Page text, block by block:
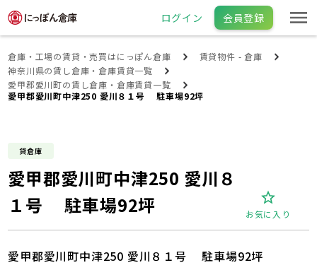
ログイン 会員登録
倉庫・工場の賃貸・売買はにっぽん倉庫
賃貸物件 - 倉庫
神奈川県の賃し倉庫・倉庫賃貸一覧
愛甲郡愛川町の賃し倉庫・倉庫賃貸一覧
愛甲郡愛川町中津250 愛川８１号 駐車場92坪
貸倉庫
愛甲郡愛川町中津250 愛川８
１号 駐車場92坪
お気に入り
愛甲郡愛川町中津250 愛川８１号 駐車場92坪